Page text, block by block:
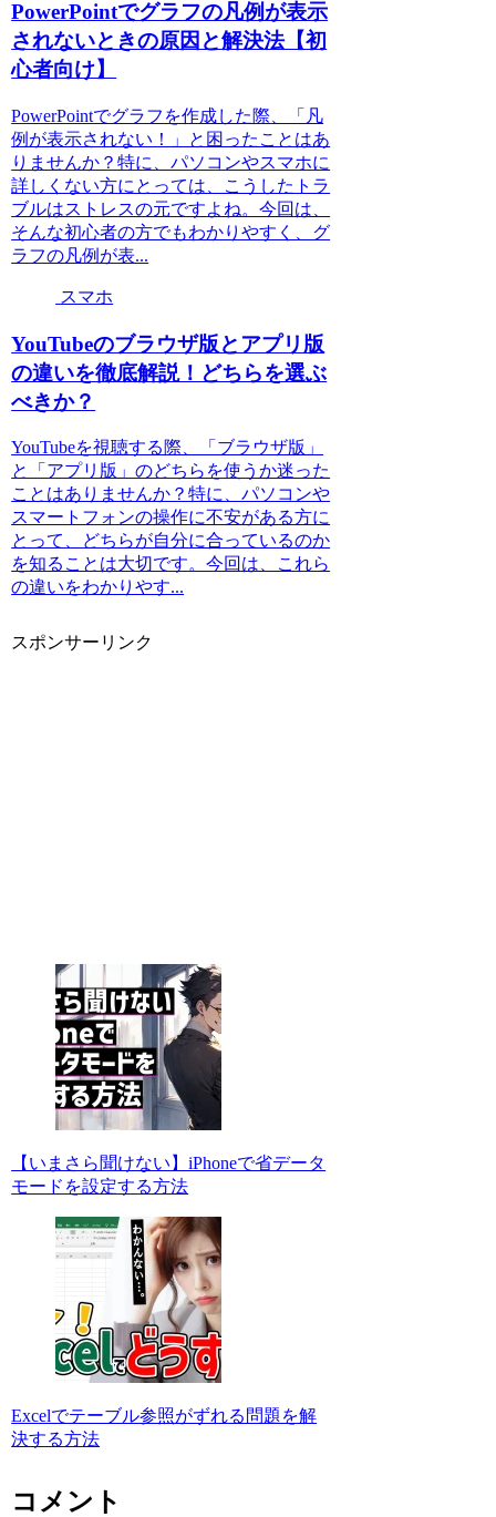
PowerPointでグラフの凡例が表示
されないときの原因と解決法【初
心者向け】
PowerPointでグラフを作成した際、「凡
例が表示されない！」と困ったことはあ
りませんか？特に、パソコンやスマホに
詳しくない方にとっては、こうしたトラ
ブルはストレスの元ですよね。今回は、
そんな初心者の方でもわかりやすく、グ
ラフの凡例が表...
スマホ
YouTubeのブラウザ版とアプリ版
の違いを徹底解説！どちらを選ぶ
べきか？
YouTubeを視聴する際、「ブラウザ版」
と「アプリ版」のどちらを使うか迷った
ことはありませんか？特に、パソコンや
スマートフォンの操作に不安がある方に
とって、どちらが自分に合っているのか
を知ることは大切です。今回は、これら
の違いをわかりやす...
スポンサーリンク
【いまさら聞けない】iPhoneで省データ
モードを設定する方法
Excelでテーブル参照がずれる問題を解
決する方法
コメント